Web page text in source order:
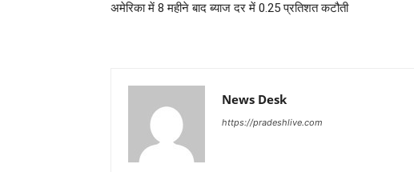
अमेरिका में 8 महीने बाद ब्याज दर में 0.25 प्रतिशत कटौती
News Desk
https://pradeshlive.com